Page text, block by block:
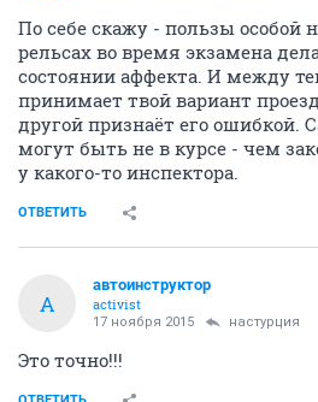
По себе скажу - пользы особой
рельсах во время экзамена
состоянии аффекта. И между
принимает твой вариант
другой признаёт его ошибкой.
могут быть не в курсе - чем
у какого-то инспектора.
ОТВЕТИТЬ
А
автоинструктор
activist
17 ноября 2015 настурция
Это точно!!!